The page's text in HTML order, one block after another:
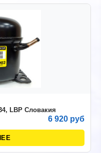
LBP Словакия
6 920 руб